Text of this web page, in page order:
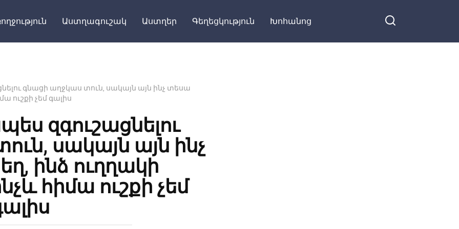
Աստղագուշակ Աստղեր Գեղեցկություն Խոհանոց
գնացի աղջկաս տուն, սակայն այն ինչ տեսա
ուշքի չեմ գալիս
զգուշացնելու
սակայն այն ինչ
ինձ ուղղակի
հիմա ուշքի չեմ
կոչեցյալը